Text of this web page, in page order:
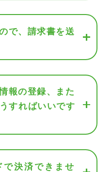
で、請求書を送
報の登録、また
すればいいです
で決済できませ